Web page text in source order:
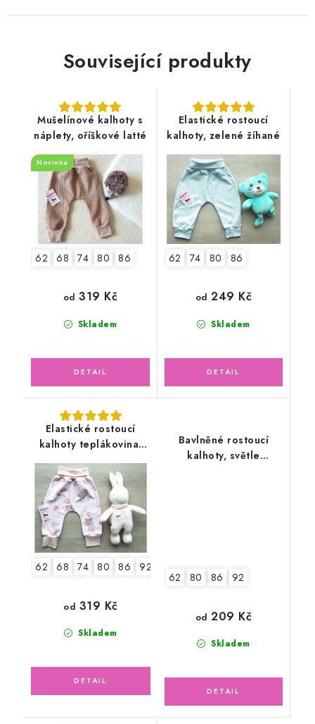
Související produkty
Mušelínové kalhoty s
náplety, oříškové latté
Novinka
62 68 74 80 86
Skladem
od 319 Kč
Elastické rostoucí
kalhoty, zelené žíhané
62 74 80 86
Skladem
od 249 Kč
Elastické rostoucí
kalhoty teplákovina,
62 68 74 80 86 92
Skladem
od 319 Kč
Bavlněné rostoucí
kalhoty, světle
62 80 86 92
Skladem
od 209 Kč